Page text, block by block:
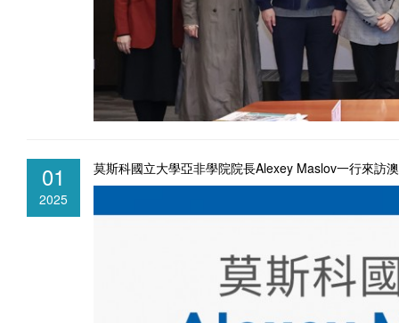
01
2025
莫斯科國立大學亞非學院院長Alexey Maslov一行來訪